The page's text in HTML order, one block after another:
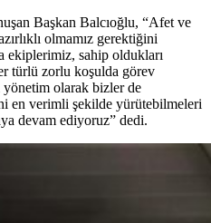
Başkan Balcıoğlu, “Afet ve
olmamız gerektiğini
sahip oldukları
türlü zorlu koşulda görev
yönetim olarak bizler de
en verimli şekilde yürütebilmeleri
devam ediyoruz” dedi.